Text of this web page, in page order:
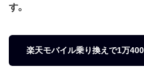
す。
楽天モバイル乗り換えで1万